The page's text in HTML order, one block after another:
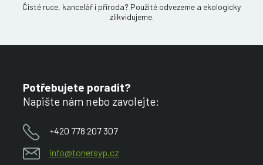
Čisté ruce, kancelář i příroda? Použité odvezeme a ekologicky
zlikvidujeme.
Potřebujete poradit?
Napište nám nebo zavolejte:
+420 778 207 307
info@tonersyp.cz